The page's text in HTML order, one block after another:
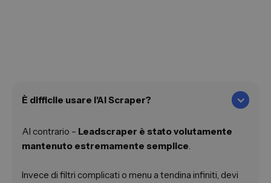
È difficile usare l'AI Scraper?
Al contrario – Leadscraper è stato volutamente
mantenuto estremamente semplice.
Invece di filtri complicati o menu a tendina infiniti, devi